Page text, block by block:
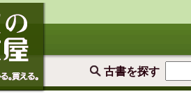
古書を探す